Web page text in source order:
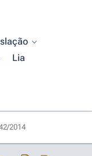
Lia
2014